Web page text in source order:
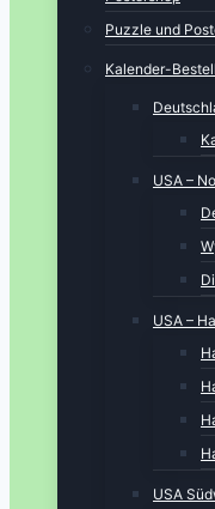
Puzzle und
Kalender-
USA –
USA –
USA